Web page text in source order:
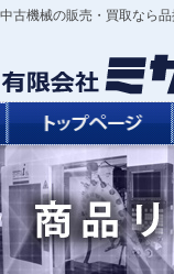
中古機械の販売・買取なら